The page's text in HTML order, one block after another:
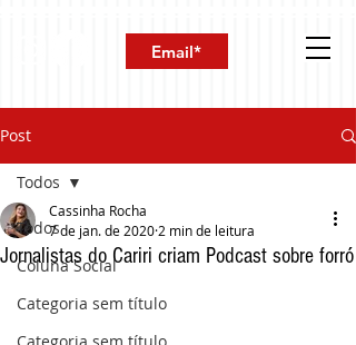
Post
Todos
Coluna Social
Categoria sem título
Todos
Jornalistas do Cariri criam Podcast sobre forró
Cassinha Rocha
7 de jan. de 2020 2 min de leitura